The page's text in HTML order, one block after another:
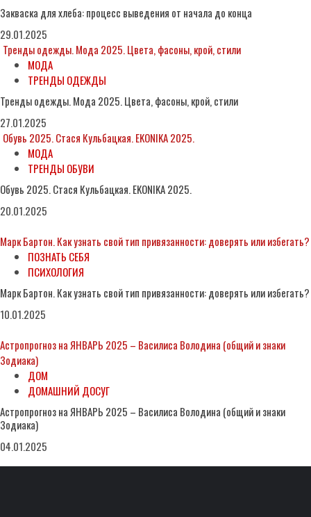
Закваска для хлеба: процесс выведения от начала до конца
29.01.2025
Тренды одежды. Мода 2025. Цвета, фасоны, крой, стили
МОДА
ТРЕНДЫ ОДЕЖДЫ
Тренды одежды. Мода 2025. Цвета, фасоны, крой, стили
27.01.2025
Обувь 2025. Стася Кульбацкая. EKONIKA 2025.
МОДА
ТРЕНДЫ ОБУВИ
Обувь 2025. Стася Кульбацкая. EKONIKA 2025.
20.01.2025
Марк Бартон. Как узнать свой тип привязанности: доверять или избегать?
ПОЗНАТЬ СЕБЯ
ПСИХОЛОГИЯ
Марк Бартон. Как узнать свой тип привязанности: доверять или избегать?
10.01.2025
Астропрогноз на ЯНВАРЬ 2025 – Василиса Володина (общий и знаки
Зодиака)
ДОМ
ДОМАШНИЙ ДОСУГ
Астропрогноз на ЯНВАРЬ 2025 – Василиса Володина (общий и знаки
Зодиака)
04.01.2025